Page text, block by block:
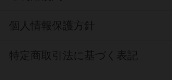
個人情報保護方針
特定商取引法に基づく表記